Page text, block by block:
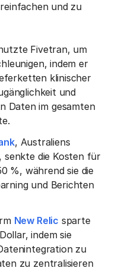
und zu
Fivetran, um
indem er
klinischer
und
Daten im gesamten
, Australiens
senkte die Kosten für
%, während sie die
und Berichten
New Relic sparte
indem sie
zu
zu zentralisieren